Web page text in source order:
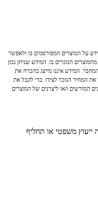
על המוצרים המפורסמים בו ולאפשר
הנזכרים בו. המידע שניתן נכון
המידע איננו מייצג בהכרח את
המחיר הנזכר לצידו. כדי לקבל את
המורשים ו/או ליצרנים של המוצרים
ייעוץ משפטי או תחליף